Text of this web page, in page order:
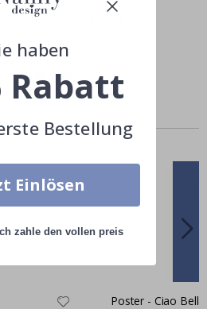
mit #namly_design
kauften auch
Poster - Ciao Bella
haben
Rabatt
Bestellung
Einlösen
zahle den vollen preis